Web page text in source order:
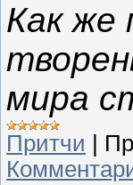
Как же
мира
Притчи